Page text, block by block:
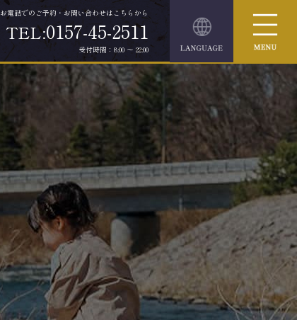
お電話でのご予約・お問い合わせはこちらから
TEL:0157-45-2511
受付時間：8:00 ～ 22:00